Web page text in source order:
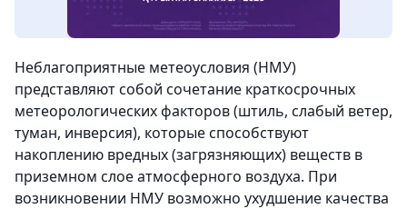
Неблагоприятные метеоусловия (НМУ)
представляют собой сочетание краткосрочных
метеорологических факторов (штиль, слабый ветер,
туман, инверсия), которые способствуют
накоплению вредных (загрязняющих) веществ в
приземном слое атмосферного воздуха. При
возникновении НМУ возможно ухудшение качества